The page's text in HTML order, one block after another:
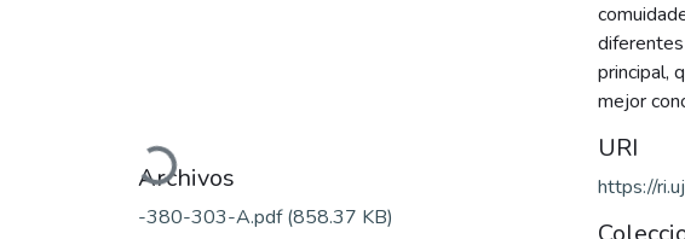
Cargando...
Archivos
-380-303-A.pdf(858.37 KB)
principal,
mejor
URI
https://